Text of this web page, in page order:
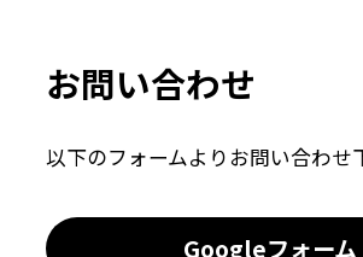
お問い合わせ
以下のフォームよりお問い合わせ
Googleフォーム